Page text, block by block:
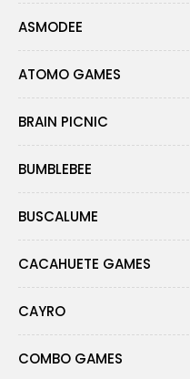
ASMODEE
ATOMO GAMES
BRAIN PICNIC
BUMBLEBEE
BUSCALUME
CACAHUETE GAMES
CAYRO
COMBO GAMES